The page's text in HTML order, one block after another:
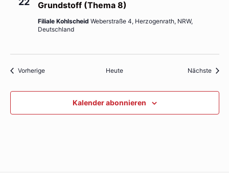
Grundstoff (Thema 8)
Filiale Kohlscheid Weberstraße 4, Herzogenrath, NRW,
Deutschland
VorherigeVeranstaltungen Heute Nächste
Kalender abonnieren